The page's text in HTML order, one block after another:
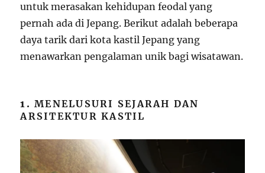
untuk merasakan kehidupan feodal yang
pernah ada di Jepang. Berikut adalah beberapa
daya tarik dari kota kastil Jepang yang
menawarkan pengalaman unik bagi wisatawan.
1.MENELUSURI SEJARAH DAN
ARSITEKTUR KASTIL